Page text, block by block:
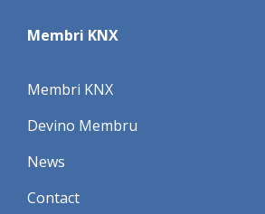
Membri KNX
Membri KNX
Devino Membru
News
Contact